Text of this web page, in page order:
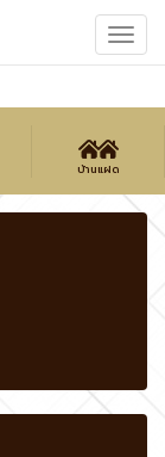
Toggle
บ้านแฝด